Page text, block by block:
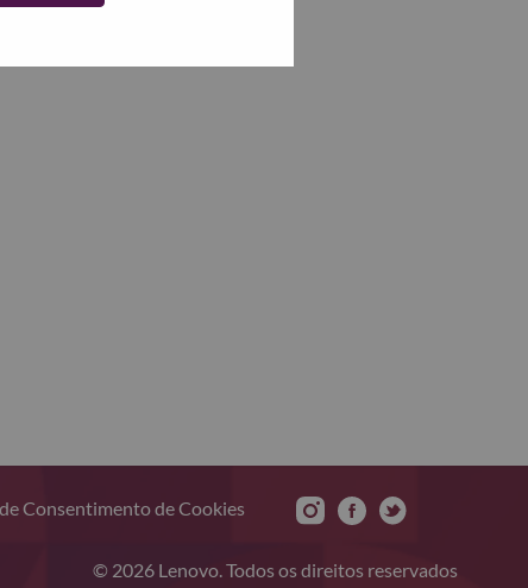
Consentimento de Cookies
© 2026 Lenovo. Todos os direitos reservados